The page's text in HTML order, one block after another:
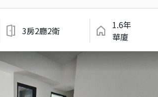
3房2廳2衛
1.6年
華廈